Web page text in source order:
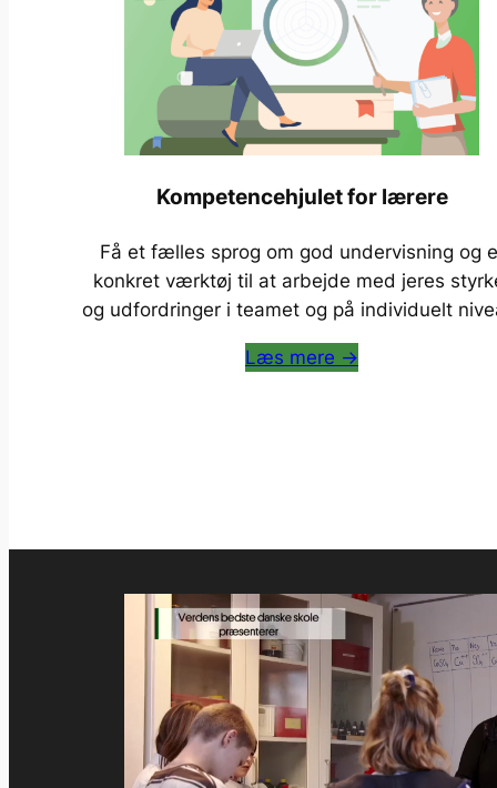
Kompetencehjulet for lærere
Få et fælles sprog om god undervisning og
konkret værktøj til at arbejde med jeres
og udfordringer i teamet og på individuelt
Læs mere →